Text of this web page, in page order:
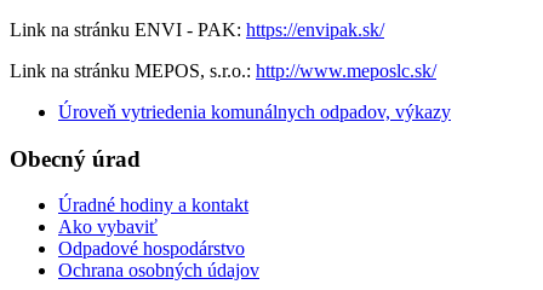
Link na stránku ENVI - PAK: https://envipak.sk/
Link na stránku MEPOS, s.r.o.: http://www.meposlc.sk/
Úroveň vytriedenia komunálnych odpadov, výkazy
Obecný úrad
Úradné hodiny a kontakt
Ako vybaviť
Odpadové hospodárstvo
Ochrana osobných údajov